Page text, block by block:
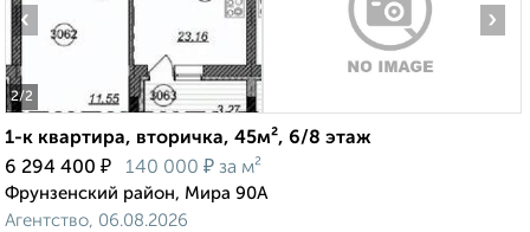
2/2
‹ ›
1-к квартира, вторичка, 45м², 6/8 этаж
6 294 400 ₽ 140 000 ₽ за м²
Фрунзенский район, Мира 90А
Агентство, 06.08.2026